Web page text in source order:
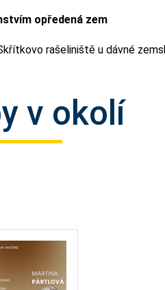
opředená zem
rašeliniště u dávné
v okolí